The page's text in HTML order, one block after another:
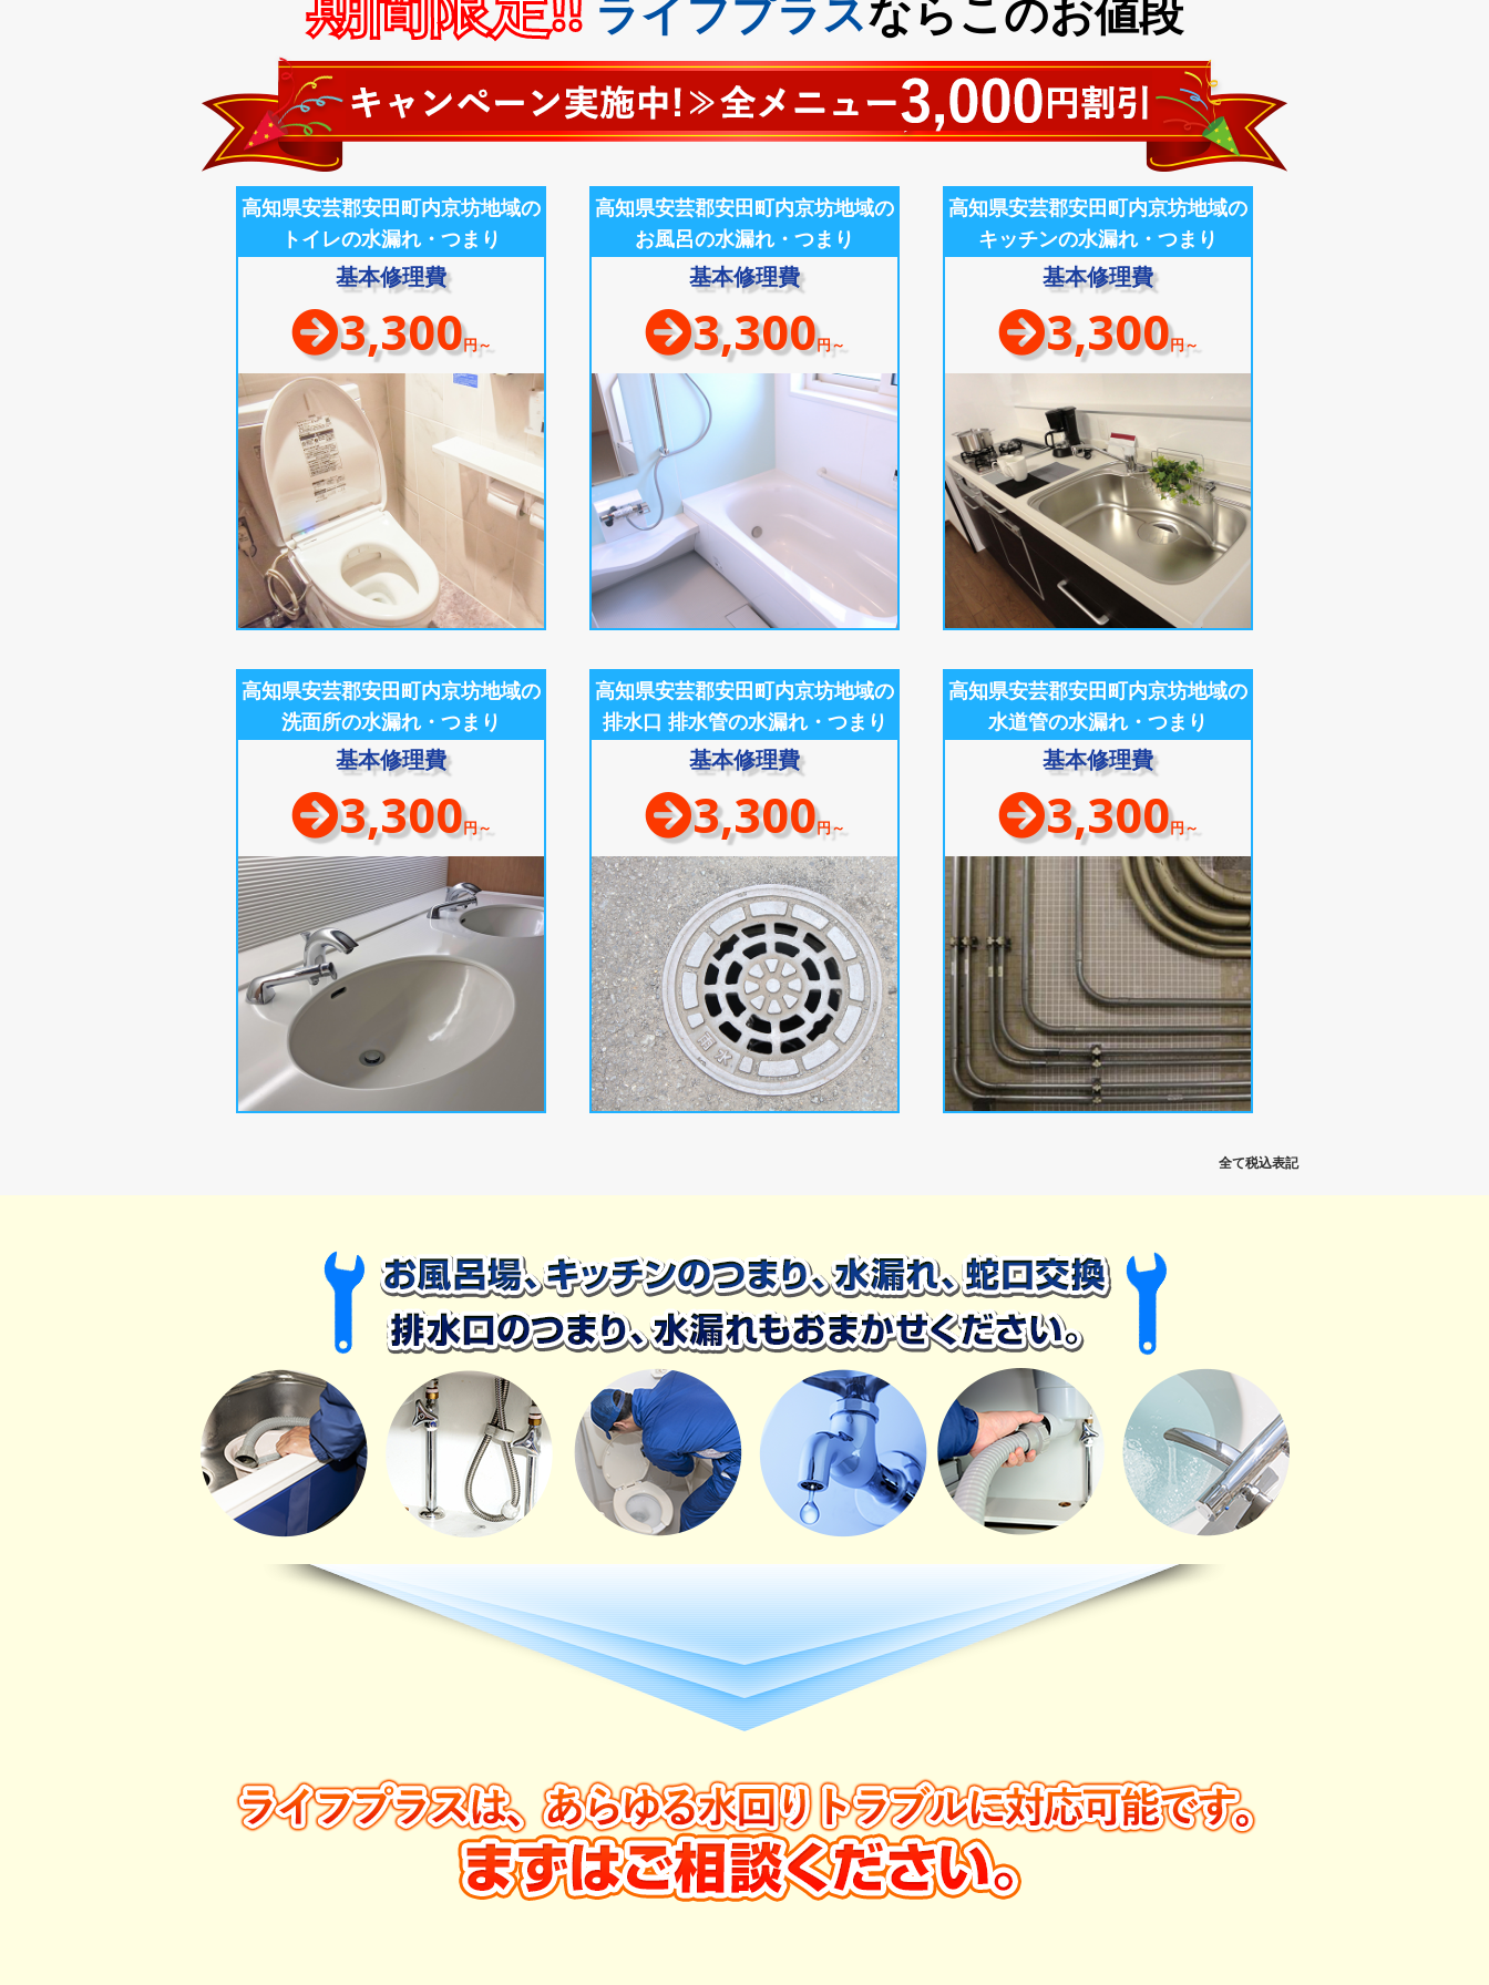
ライフプラスならこのお値段
高知県安芸郡安田町内京坊地域の
トイレの水漏れ・つまり
基本修理費
3,300円～
高知県安芸郡安田町内京坊地域の
お風呂の水漏れ・つまり
基本修理費
3,300円～
高知県安芸郡安田町内京坊地域の
キッチンの水漏れ・つまり
基本修理費
3,300円～
高知県安芸郡安田町内京坊地域の
洗面所の水漏れ・つまり
基本修理費
3,300円～
高知県安芸郡安田町内京坊地域の
排水口 排水管の水漏れ・つまり
基本修理費
3,300円～
高知県安芸郡安田町内京坊地域の
水道管の水漏れ・つまり
基本修理費
3,300円～
全て税込表記